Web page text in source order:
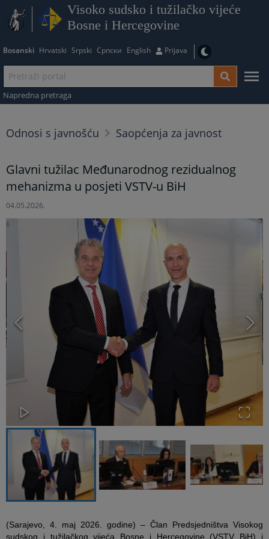
Visoko sudsko i tužilačko vijeće
Bosne i Hercegovine
Bosanski Hrvatski Srpski Српски English Prijava
Napredna pretraga
Odnosi s javnošću Saopćenja za javnost
Glavni tužilac Međunarodnog rezidualnog
mehanizma u posjeti VSTV-u BiH
04.05.2026.
(Sarajevo, 4. maj 2026. godine) – Član Predsjedništva Visokog
sudskog i tužilačkog vijeća Bosne i Hercegovine (VSTV BiH) i